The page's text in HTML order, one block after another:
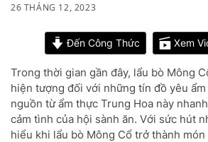
26 THÁNG 12, 2023
Đến Công Thức Xem
Trong thời gian gần đây, lẩu bò Mông
hiện tượng đối với những tín đồ yêu
nguồn từ ẩm thực Trung Hoa này
cảm tình của hội sành ăn. Với sức hút
hiểu khi lẩu bò Mông Cổ trở thành